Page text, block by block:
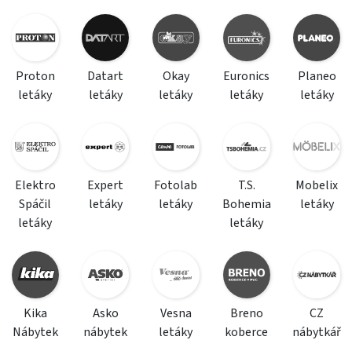
Proton
letáky
Datart
letáky
Okay
letáky
Euronics
letáky
Planeo
letáky
Elektro
Spáčil
letáky
Expert
letáky
Fotolab
letáky
T.S.
Bohemia
letáky
Mobelix
letáky
Kika
Nábytek
Asko
nábytek
Vesna
letáky
Breno
koberce
CZ
nábytkář